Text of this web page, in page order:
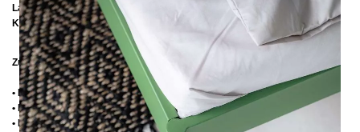
Lattenrostabsenkung: 14 cm
Kopfteilhöhe: 32 cm
Zusätzliche Informationen
• Handmade
• Pulverbeschichtet
• Fußstopfen aus Kunststoff